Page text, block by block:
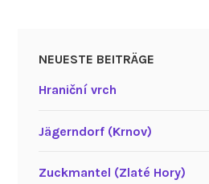
NEUESTE BEITRÄGE
Hraniční vrch
Jägerndorf (Krnov)
Zuckmantel (Zlaté Hory)